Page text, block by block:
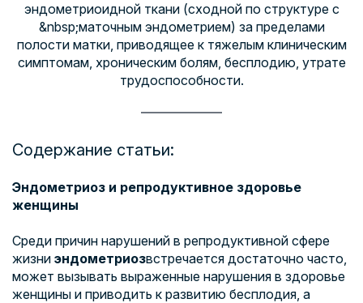
эндометриоидной ткани (сходной по структуре с
&nbsp;маточным эндометрием) за пределами
полости матки, приводящее к тяжелым клиническим
симптомам, хроническим болям, бесплодию, утрате
трудоспособности.
Содержание статьи:
Эндометриоз и репродуктивное здоровье
женщины
Среди причин нарушений в репродуктивной сфере
жизни эндометриозвстречается достаточно часто,
может вызывать выраженные нарушения в здоровье
женщины и приводить к развитию бесплодия, а